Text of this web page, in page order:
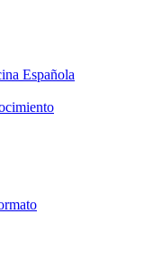
Española